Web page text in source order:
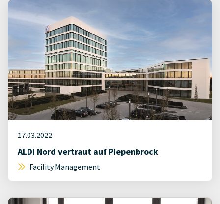
17.03.2022
ALDI Nord vertraut auf Piepenbrock
Facility Management